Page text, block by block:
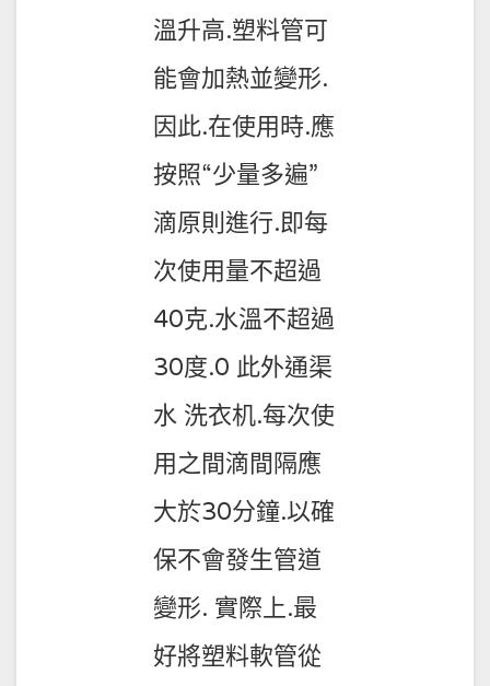
溫升高.塑料管可
能會加熱並變形.
因此.在使用時.應
按照“少量多遍”
滴原則進行.即每
次使用量不超過
40克.水溫不超過
30度.0 此外通渠
水 洗衣机.每次使
用之間滴間隔應
大於30分鐘.以確
保不會發生管道
變形. 實際上.最
好將塑料軟管從